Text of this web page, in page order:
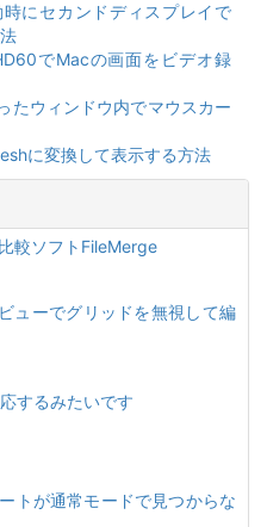
にセカンドディスプレイで
でMacの画面をビデオ録
たウィンドウ内でマウスカー
に変換して表示する方法
較ソフトFileMerge
ューでグリッドを無視して編
するみたいです
トが通常モードで見つからな